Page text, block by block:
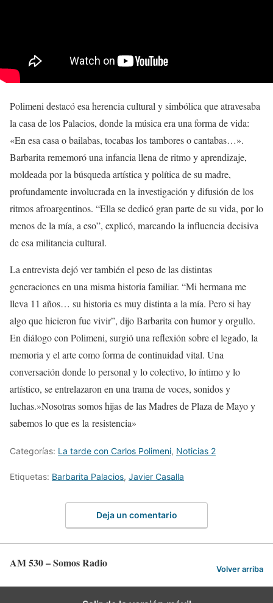
Polimeni destacó esa herencia cultural y simbólica que atravesaba
la casa de los Palacios, donde la música era una forma de vida:
«En esa casa o bailabas, tocabas los tambores o cantabas…».
Barbarita rememoró una infancia llena de ritmo y aprendizaje,
moldeada por la búsqueda artística y política de su madre,
profundamente involucrada en la investigación y difusión de los
ritmos afroargentinos. “Ella se dedicó gran parte de su vida, por lo
menos de la mía, a eso”, explicó, marcando la influencia decisiva
de esa militancia cultural.
La entrevista dejó ver también el peso de las distintas
generaciones en una misma historia familiar. “Mi hermana me
lleva 11 años… su historia es muy distinta a la mía. Pero si hay
algo que hicieron fue vivir”, dijo Barbarita con humor y orgullo.
En diálogo con Polimeni, surgió una reflexión sobre el legado, la
memoria y el arte como forma de continuidad vital. Una
conversación donde lo personal y lo colectivo, lo íntimo y lo
artístico, se entrelazaron en una trama de voces, sonidos y
luchas.»Nosotras somos hijas de las Madres de Plaza de Mayo y
sabemos lo que es la resistencia»
Categorías: La tarde con Carlos Polimeni, Noticias 2
Etiquetas: Barbarita Palacios, Javier Casalla
Deja un comentario
AM 530 – Somos Radio Volver arriba